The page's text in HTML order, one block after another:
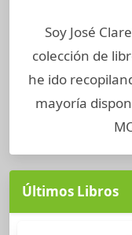
Soy José
colección de
he ido
mayoría
Últimos Libros